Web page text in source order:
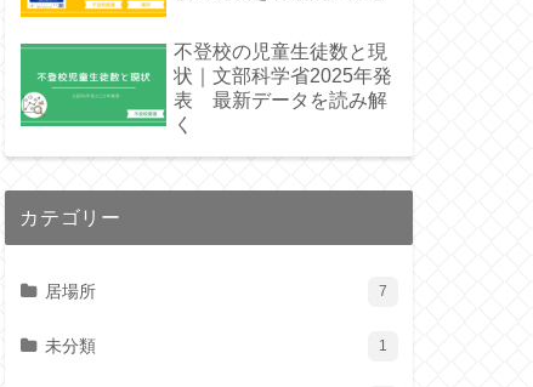
不登校の児童生徒数と現
状｜文部科学省2025年発
表 最新データを読み解
く
カテゴリー
居場所 7
未分類 1